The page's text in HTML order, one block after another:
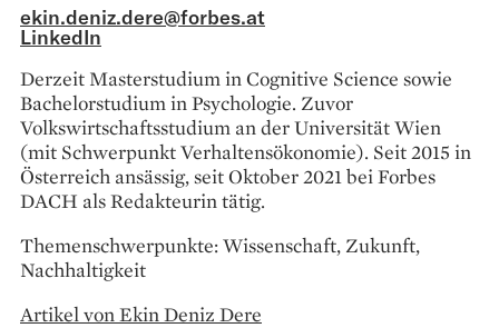
ekin.deniz.dere@forbes.at
LinkedIn
Derzeit Masterstudium in Cognitive Science sowie
Bachelorstudium in Psychologie. Zuvor
Volkswirtschaftsstudium an der Universität Wien
(mit Schwerpunkt Verhaltensökonomie). Seit 2015 in
Österreich ansässig, seit Oktober 2021 bei Forbes
DACH als Redakteurin tätig.
Themenschwerpunkte: Wissenschaft, Zukunft,
Nachhaltigkeit
Artikel von Ekin Deniz Dere